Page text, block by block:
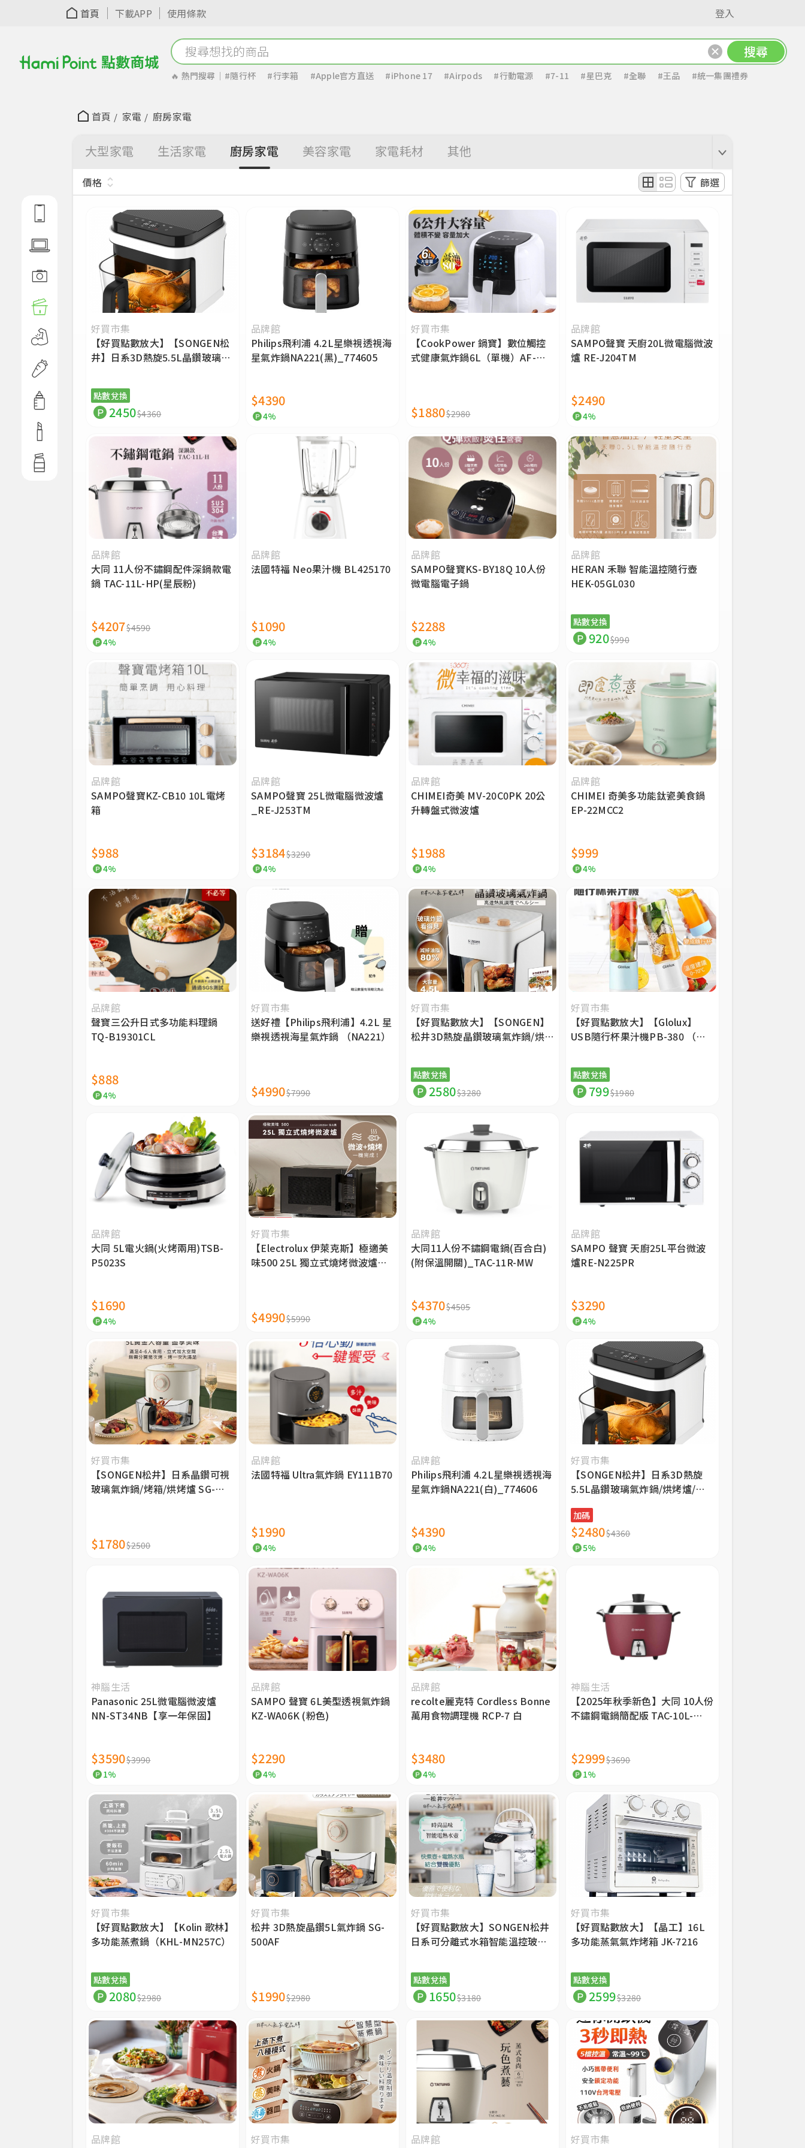
首頁 下載APP 使用條款 登入
搜尋
🔥 熱門搜尋｜ #隨行杯 #行李箱 #Apple官方直送 #iPhone 17 #Airpods #行動電源 #7-11 #星巴克 #全聯 #王品
#統一集團禮券
手機配
電腦周
邊
數位/娛
樂
家電
保健
生鮮/食
品
母嬰
美妝
日用生
首頁 家電 廚房家電
大型家電 生活家電 廚房家電 美容家電 家電耗材 其他
選擇想看的類別
價格
篩選
好買市集
【好買點數放大】【SONGEN松
井】日系3D熱旋5.5L晶鑽玻璃氣
421GAF
點數兌換
2450$4360
品牌館
Philips飛利浦 4.2L星樂視透視海
星氣炸鍋NA221(黑)_774605
$4390
4%
好買市集
【CookPower 鍋寶】數位觸控
式健康氣炸鍋6L（單機）AF-
$1880$2980
品牌館
SAMPO聲寶 天廚20L微電腦微波
爐 RE-J204TM
$2490
4%
品牌館
大同 11人份不鏽鋼配件深鍋款電
鍋 TAC-11L-HP(星辰粉)
$4207$4590
4%
品牌館
法國特福 Neo果汁機 BL425170
$1090
4%
品牌館
SAMPO聲寶KS-BY18Q 10人份
微電腦電子鍋
$2288
4%
品牌館
HERAN 禾聯 智能溫控隨行壺
HEK-05GL030
點數兌換
920$990
品牌館
SAMPO聲寶KZ-CB10 10L電烤
箱
$988
4%
品牌館
SAMPO聲寶 25L微電腦微波爐
_RE-J253TM
$3184$3290
4%
品牌館
CHIMEI奇美 MV-20C0PK 20公
升轉盤式微波爐
$1988
4%
品牌館
CHIMEI 奇美多功能鈦瓷美食鍋
EP-22MCC2
$999
4%
品牌館
聲寶三公升日式多功能料理鍋
TQ-B19301CL
$888
4%
好買市集
送好禮【Philips飛利浦】4.2L 星
樂視透視海星氣炸鍋 （NA221）
$4990$7990
好買市集
【好買點數放大】【SONGEN】
松井3D熱旋晶鑽玻璃氣炸鍋/烘烤
點數兌換
2580$3280
好買市集
【好買點數放大】【Glolux】
USB隨行杯果汁機PB-380 （三
點數兌換
799$1980
品牌館
大同 5L電火鍋(火烤兩用)TSB-
P5023S
$1690
4%
好買市集
【Electrolux 伊萊克斯】極適美
味500 25L 獨立式燒烤微波爐
$4990$5990
品牌館
大同11人份不鏽鋼電鍋(百合白)
(附保溫開關)_TAC-11R-MW
$4370$4505
4%
品牌館
SAMPO 聲寶 天廚25L平台微波
爐RE-N225PR
$3290
4%
好買市集
【SONGEN松井】日系晶鑽可視
玻璃氣炸鍋/烤箱/烘烤爐 SG-
$1780$2500
品牌館
法國特福 Ultra氣炸鍋 EY111B70
$1990
4%
品牌館
Philips飛利浦 4.2L星樂視透視海
星氣炸鍋NA221(白)_774606
$4390
4%
好買市集
【SONGEN松井】日系3D熱旋
5.5L晶鑽玻璃氣炸鍋/烘烤爐/氣
加碼
$2480$4360
5%
神腦生活
Panasonic 25L微電腦微波爐
NN-ST34NB【享一年保固】
$3590$3990
1%
品牌館
SAMPO 聲寶 6L美型透視氣炸鍋
KZ-WA06K (粉色)
$2290
4%
品牌館
recolte麗克特 Cordless Bonne
萬用食物調理機 RCP-7 白
$3480
4%
神腦生活
【2025年秋季新色】大同 10人份
不鏽鋼電鍋簡配版 TAC-10L-
$2999$3690
1%
好買市集
【好買點數放大】【Kolin 歌林】
多功能蒸煮鍋（KHL-MN257C）
點數兌換
2080$2980
好買市集
松井 3D熱旋晶鑽5L氣炸鍋 SG-
500AF
$1990$2980
好買市集
【好買點數放大】SONGEN松井
日系可分離式水箱智能溫控玻璃
點數兌換
1650$3180
好買市集
【好買點數放大】【晶工】16L
多功能蒸氣氣炸烤箱 JK-7216
點數兌換
2599$3280
品牌館
好買市集
品牌館
好買市集